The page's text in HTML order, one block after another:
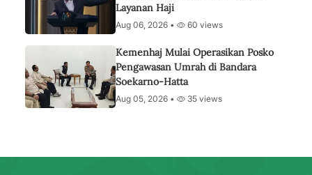
Layanan Haji
Aug 06, 2026 • 60 views
Kemenhaj Mulai Operasikan Posko
Pengawasan Umrah di Bandara
Soekarno-Hatta
Aug 05, 2026 • 35 views